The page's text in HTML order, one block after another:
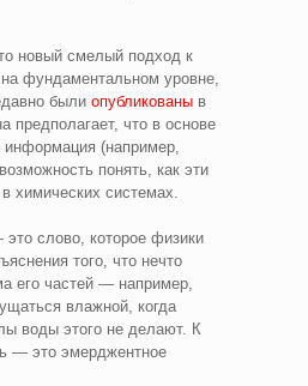
новый смелый подход к
фундаментальном уровне,
были опубликованы в
предполагает, что в основе
(например,
понять, как эти
химических системах.
слово, которое физики
того, что нечто
его частей — например,
влажной, когда
воды этого не делают. К
— это эмерджентное